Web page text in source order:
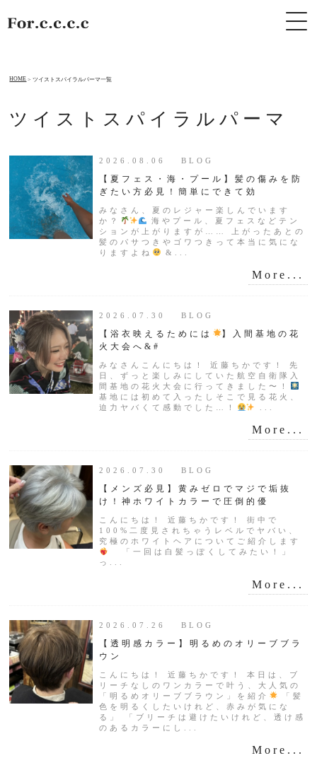
HOME ツイストスパイラルパーマ一覧
ツイストスパイラルパーマ
2026.08.06 BLOG
【夏フェス・海・プール】髪の傷みを防
ぎたい方必見！簡単にできて効
みなさん、夏のレジャー楽しんでいます
か？
海やプール、夏フェスなどテン
ションが上がりますが…… 上がったあとの
髪のパサつきやゴワつきって本当に気にな
りますよね
&...
More...
2026.07.30 BLOG
【浴衣映えるためには
】入間基地の花
火大会へ&#
みなさんこんにちは！ 近藤ちかです！ 先
日、ずっと楽しみにしていた航空自衛隊入
間基地の花火大会に行ってきました〜！
基地には初めて入ったしそこで見る花火、
迫力ヤバくて感動でした…！
More...
2026.07.30 BLOG
【メンズ必見】黄みゼロでマジで垢抜
け！神ホワイトカラーで圧倒的優
こんにちは！ 近藤ちかです！ 街中で
100%二度見されちゃうレベルでヤバい、
究極のホワイトヘアについてご紹介します
「一回は白髪っぽくしてみたい！」
っ...
More...
2026.07.26 BLOG
【透明感カラー】明るめのオリーブブラ
ウン
こんにちは！ 近藤ちかです！ 本日は、ブ
リーチなしのワンカラーで叶う、大人気の
「明るめオリーブブラウン」を紹介
「髪
色を明るくしたいけれど、赤みが気にな
る」 「ブリーチは避けたいけれど、透け感
のあるカラーにし...
More...